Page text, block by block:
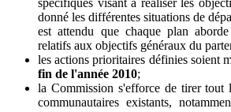
donné les différentes situations de
est attendu que chaque plan
relatifs aux objectifs généraux du
les actions prioritaires définies soient
fin de l'année 2010;
la Commission s'efforce de tirer tout
communautaires existants,